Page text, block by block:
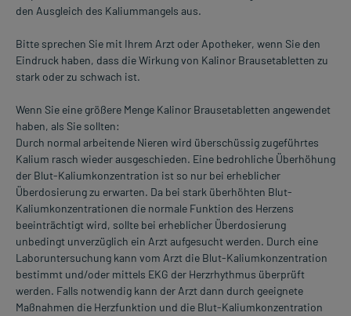
den Ausgleich des Kaliummangels aus.
Bitte sprechen Sie mit Ihrem Arzt oder Apotheker, wenn Sie den
Eindruck haben, dass die Wirkung von Kalinor Brausetabletten zu
stark oder zu schwach ist.
Wenn Sie eine größere Menge Kalinor Brausetabletten angewendet
haben, als Sie sollten:
Durch normal arbeitende Nieren wird überschüssig zugeführtes
Kalium rasch wieder ausgeschieden. Eine bedrohliche Überhöhung
der Blut-Kaliumkonzentration ist so nur bei erheblicher
Überdosierung zu erwarten. Da bei stark überhöhten Blut-
Kaliumkonzentrationen die normale Funktion des Herzens
beeinträchtigt wird, sollte bei erheblicher Überdosierung
unbedingt unverzüglich ein Arzt aufgesucht werden. Durch eine
Laboruntersuchung kann vom Arzt die Blut-Kaliumkonzentration
bestimmt und/oder mittels EKG der Herzrhythmus überprüft
werden. Falls notwendig kann der Arzt dann durch geeignete
Maßnahmen die Herzfunktion und die Blut-Kaliumkonzentration